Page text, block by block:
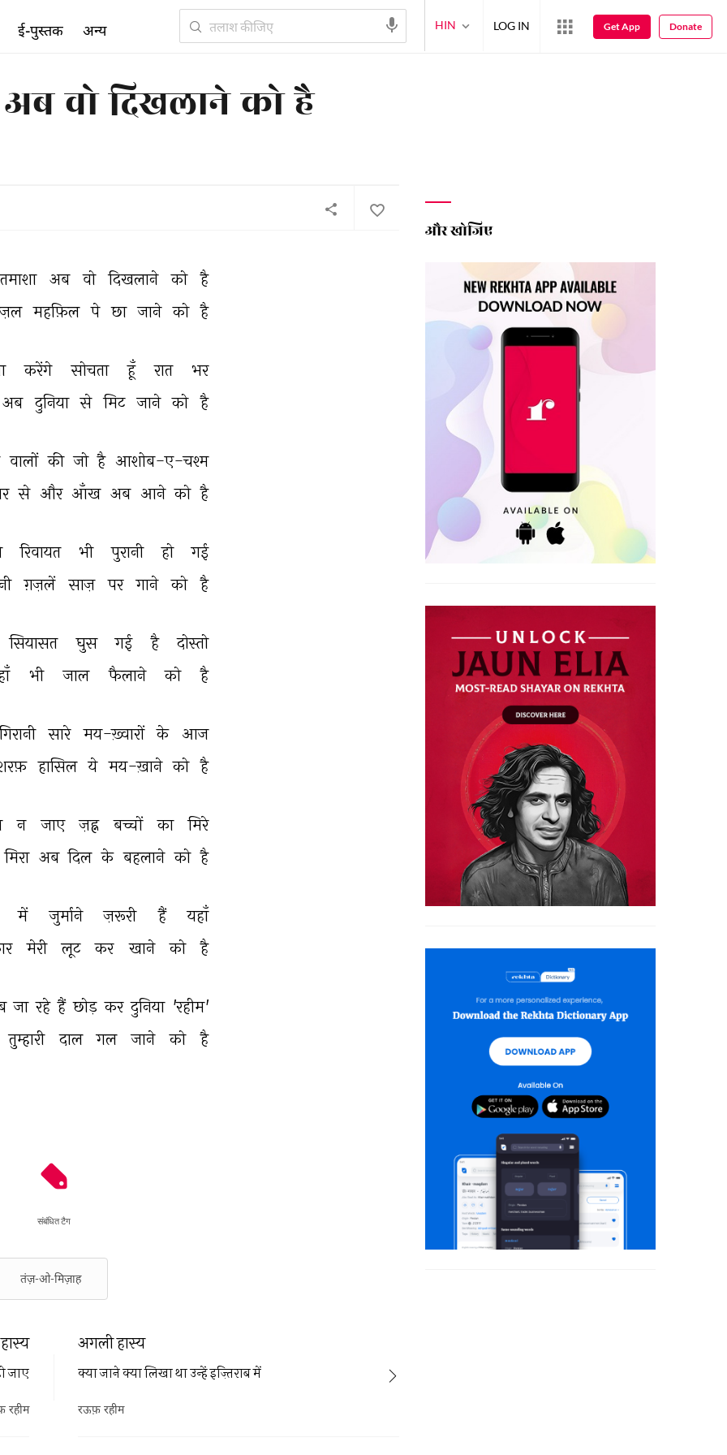
वो दिखलाने को है
तमाशा अब वो दिखलाने को है
महफ़िल पे छा जाने को है
करेंगे सोचता हूँ रात
भर
अब दुनिया से मिट जाने को है
वालों की जो है आशोब-ए-चश्म
से और आँख अब आने को है
रिवायत भी पुरानी हो
गई
ग़ज़लें साज़ पर गाने को है
सियासत घुस गई है
दोस्तो
भी जाल फैलाने को है
गिरानी सारे मय-ख़्वारों के आज
हासिल ये मय-ख़ाने को है
न जाए ज़ह्न बच्चों का
मिरे
मिरा अब दिल के बहलाने को है
में जुर्माने ज़रूरी हैं
यहाँ
मेरी लूट कर खाने को है
जा रहे हैं छोड़ कर दुनिया 'रहीम'
तुम्हारी
दाल गल जाने को है
संबंधित टैग
तंज़-ओ-मिज़ाह
अगली हास्य
क्या जाने क्या लिखा था उन्हें इज़्तिराब में
रऊफ़ रहीम
जाए
रहीम
और खोजिए
ई-पुस्तक अन्य HIN LOG IN Get App Donate